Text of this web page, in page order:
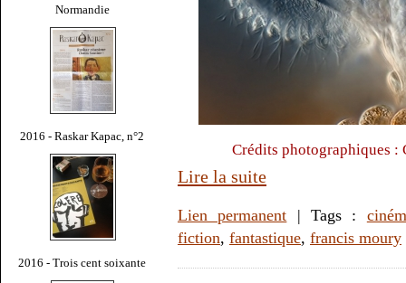
Normandie
2016 - Raskar Kapac, n°2
2016 - Trois cent soixante
Crédits photographiques :
Lire la suite
Lien permanent | Tags :
fiction, fantastique, francis moury